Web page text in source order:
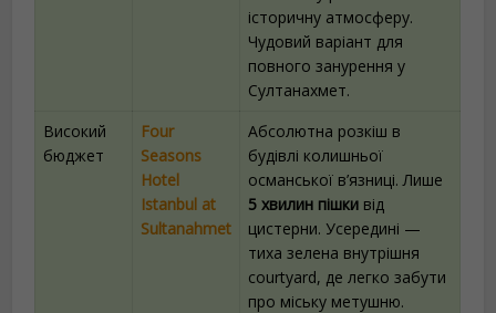
історичну атмосферу.
Чудовий варіант для
повного занурення у
Султанахмет.
Високий
бюджет
Four
Seasons
Hotel
Istanbul at
Sultanahmet
Абсолютна розкіш в
будівлі колишньої
османської в’язниці. Лише
5 хвилин пішки від
цистерни. Усередині —
тиха зелена внутрішня
courtyard, де легко забути
про міську метушню.